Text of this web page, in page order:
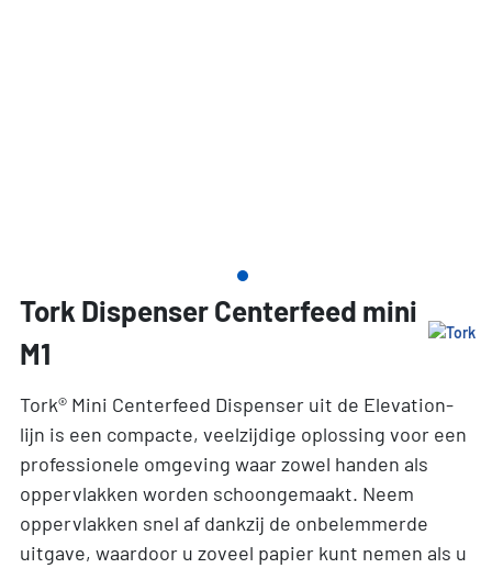
Tork Dispenser Centerfeed mini
M1
Tork® Mini Centerfeed Dispenser uit de Elevation-
lijn is een compacte, veelzijdige oplossing voor een
professionele omgeving waar zowel handen als
oppervlakken worden schoongemaakt. Neem
oppervlakken snel af dankzij de onbelemmerde
uitgave, waardoor u zoveel papier kunt nemen als u